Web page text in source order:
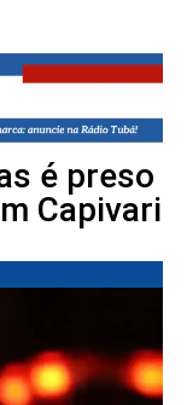
é preso
Capivari